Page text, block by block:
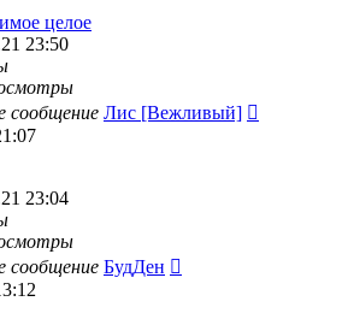
целое
23:50
сообщение Лис [Вежливый]
23:04
сообщение БудДен